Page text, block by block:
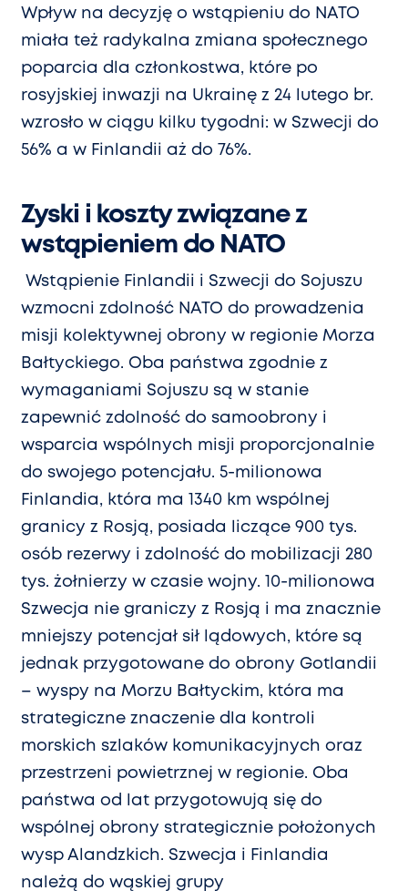
Wpływ na decyzję o wstąpieniu do NATO
miała też radykalna zmiana społecznego
poparcia dla członkostwa, które po
rosyjskiej inwazji na Ukrainę z 24 lutego br.
wzrosło w ciągu kilku tygodni: w Szwecji do
56% a w Finlandii aż do 76%.
Zyski i koszty związane z
wstąpieniem do NATO
Wstąpienie Finlandii i Szwecji do Sojuszu
wzmocni zdolność NATO do prowadzenia
misji kolektywnej obrony w regionie Morza
Bałtyckiego. Oba państwa zgodnie z
wymaganiami Sojuszu są w stanie
zapewnić zdolność do samoobrony i
wsparcia wspólnych misji proporcjonalnie
do swojego potencjału. 5-milionowa
Finlandia, która ma 1340 km wspólnej
granicy z Rosją, posiada liczące 900 tys.
osób rezerwy i zdolność do mobilizacji 280
tys. żołnierzy w czasie wojny. 10-milionowa
Szwecja nie graniczy z Rosją i ma znacznie
mniejszy potencjał sił lądowych, które są
jednak przygotowane do obrony Gotlandii
– wyspy na Morzu Bałtyckim, która ma
strategiczne znaczenie dla kontroli
morskich szlaków komunikacyjnych oraz
przestrzeni powietrznej w regionie. Oba
państwa od lat przygotowują się do
wspólnej obrony strategicznie położonych
wysp Alandzkich. Szwecja i Finlandia
należą do wąskiej grupy